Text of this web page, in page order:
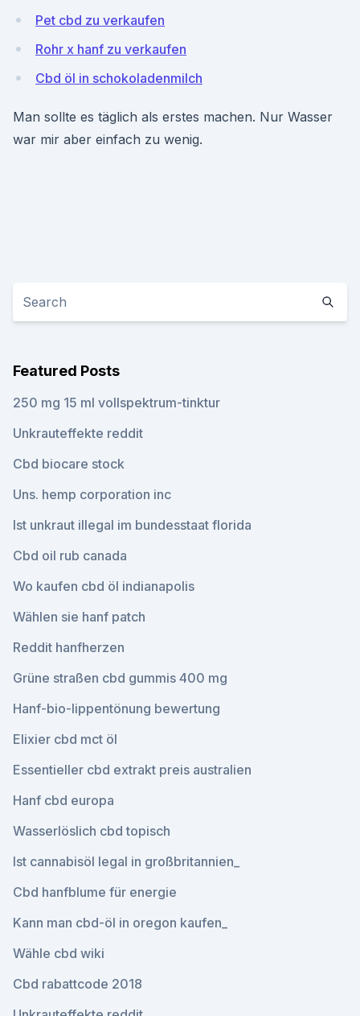
Pet cbd zu verkaufen
Rohr x hanf zu verkaufen
Cbd öl in schokoladenmilch
Man sollte es täglich als erstes machen. Nur Wasser
war mir aber einfach zu wenig.
Featured Posts
250 mg 15 ml vollspektrum-tinktur
Unkrauteffekte reddit
Cbd biocare stock
Uns. hemp corporation inc
Ist unkraut illegal im bundesstaat florida
Cbd oil rub canada
Wo kaufen cbd öl indianapolis
Wählen sie hanf patch
Reddit hanfherzen
Grüne straßen cbd gummis 400 mg
Hanf-bio-lippentönung bewertung
Elixier cbd mct öl
Essentieller cbd extrakt preis australien
Hanf cbd europa
Wasserlöslich cbd topisch
Ist cannabisöl legal in großbritannien_
Cbd hanfblume für energie
Kann man cbd-öl in oregon kaufen_
Wähle cbd wiki
Cbd rabattcode 2018